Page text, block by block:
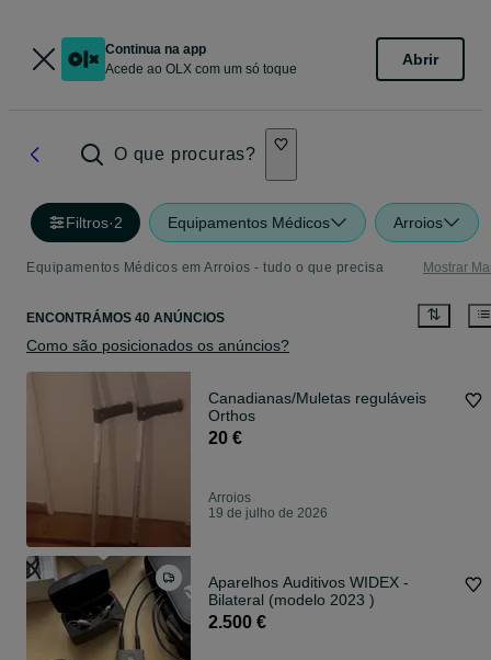
Continua na app
Acede ao OLX com um só toque
Abrir
O que procuras?
Filtros·2 Equipamentos Médicos Arroios
Equipamentos Médicos em Arroios - tudo o que precisa Mostrar
ENCONTRÁMOS 40 ANÚNCIOS
Como são posicionados os anúncios?
Canadianas/Muletas reguláveis
Orthos
20 €
Arroios
19 de julho de 2026
Aparelhos Auditivos WIDEX -
Bilateral (modelo 2023 )
2.500 €